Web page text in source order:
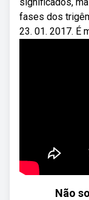
fases dos
23. 01. 2017. É
Não